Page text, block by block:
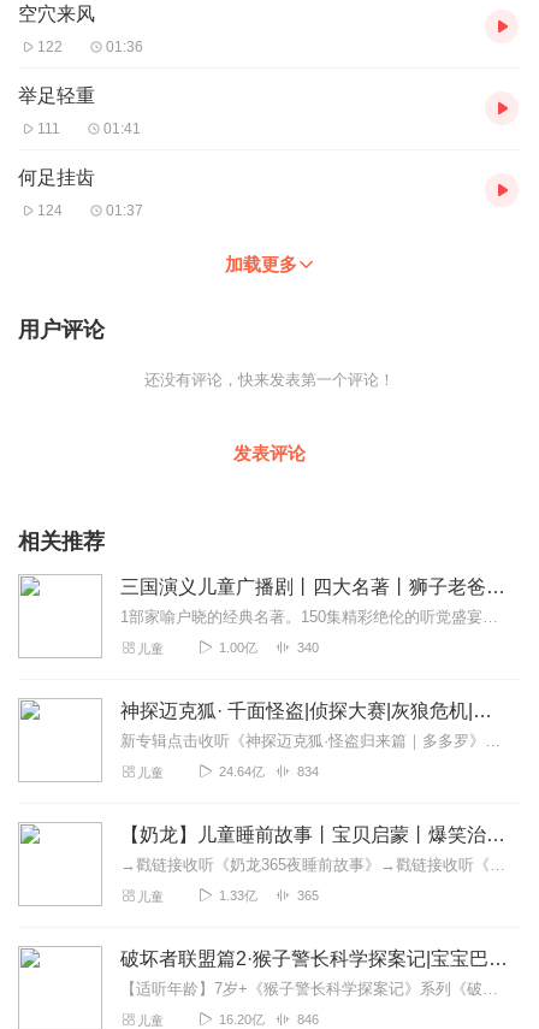
空穴来风
122 01:36
举足轻重
111 01:41
何足挂齿
124 01:37
加载更多
用户评论
还没有评论，快来发表第一个评论！
发表评论
相关推荐
三国演义儿童广播剧丨四大名著丨狮子老爸历史故事
1部家喻户晓的经典名著。150集精彩绝伦的听觉盛宴。听名著，和听故事一样精彩！一起聆听耳朵里的三国故事，感悟中华经典！
儿童 1.00亿 340
神探迈克狐· 千面怪盗|侦探大赛|灰狼危机|多多罗
新专辑点击收听《神探迈克狐·怪盗归来篇｜多多罗》！！！>>>点击进入主播橱窗购买《神探迈克狐》系列图书吧!<<<多多罗故事【点击前往】收听多多罗其他好玩有趣的故...
儿童 24.64亿 834
【奶龙】儿童睡前故事丨宝贝启蒙丨爆笑治愈
→戳链接收听《奶龙365夜睡前故事》→戳链接收听《奶龙好奇心小百科》→戳链接收听《奶龙奇幻历险记》→戳链接收听《奶龙爆笑百宝箱》超500亿播放坐拥5000万粉丝...
儿童 1.33亿 365
破坏者联盟篇2·猴子警长科学探案记|宝宝巴士故事
【适听年龄】7岁+《猴子警长科学探案记》系列《破坏者联盟篇1·猴子警长科学探案记》>>>《破坏者联盟篇2·猴子警长科学探案记》>>>《破坏者联盟篇3·猴子警长科...
儿童 16.20亿 846